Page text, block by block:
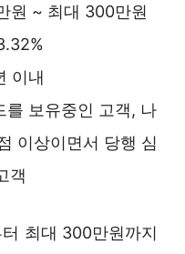
원 ~ 최대 300만원
이내
를 보유중인 고객, 나
이상이면서 당행 심
객
최대 300만원까지